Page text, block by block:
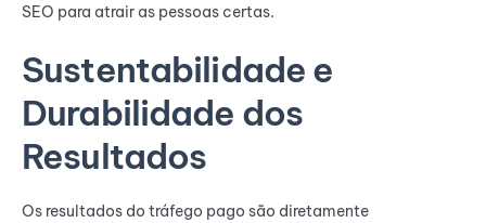
SEO para atrair as pessoas certas.
Sustentabilidade e
Durabilidade dos
Resultados
Os resultados do tráfego pago são diretamente